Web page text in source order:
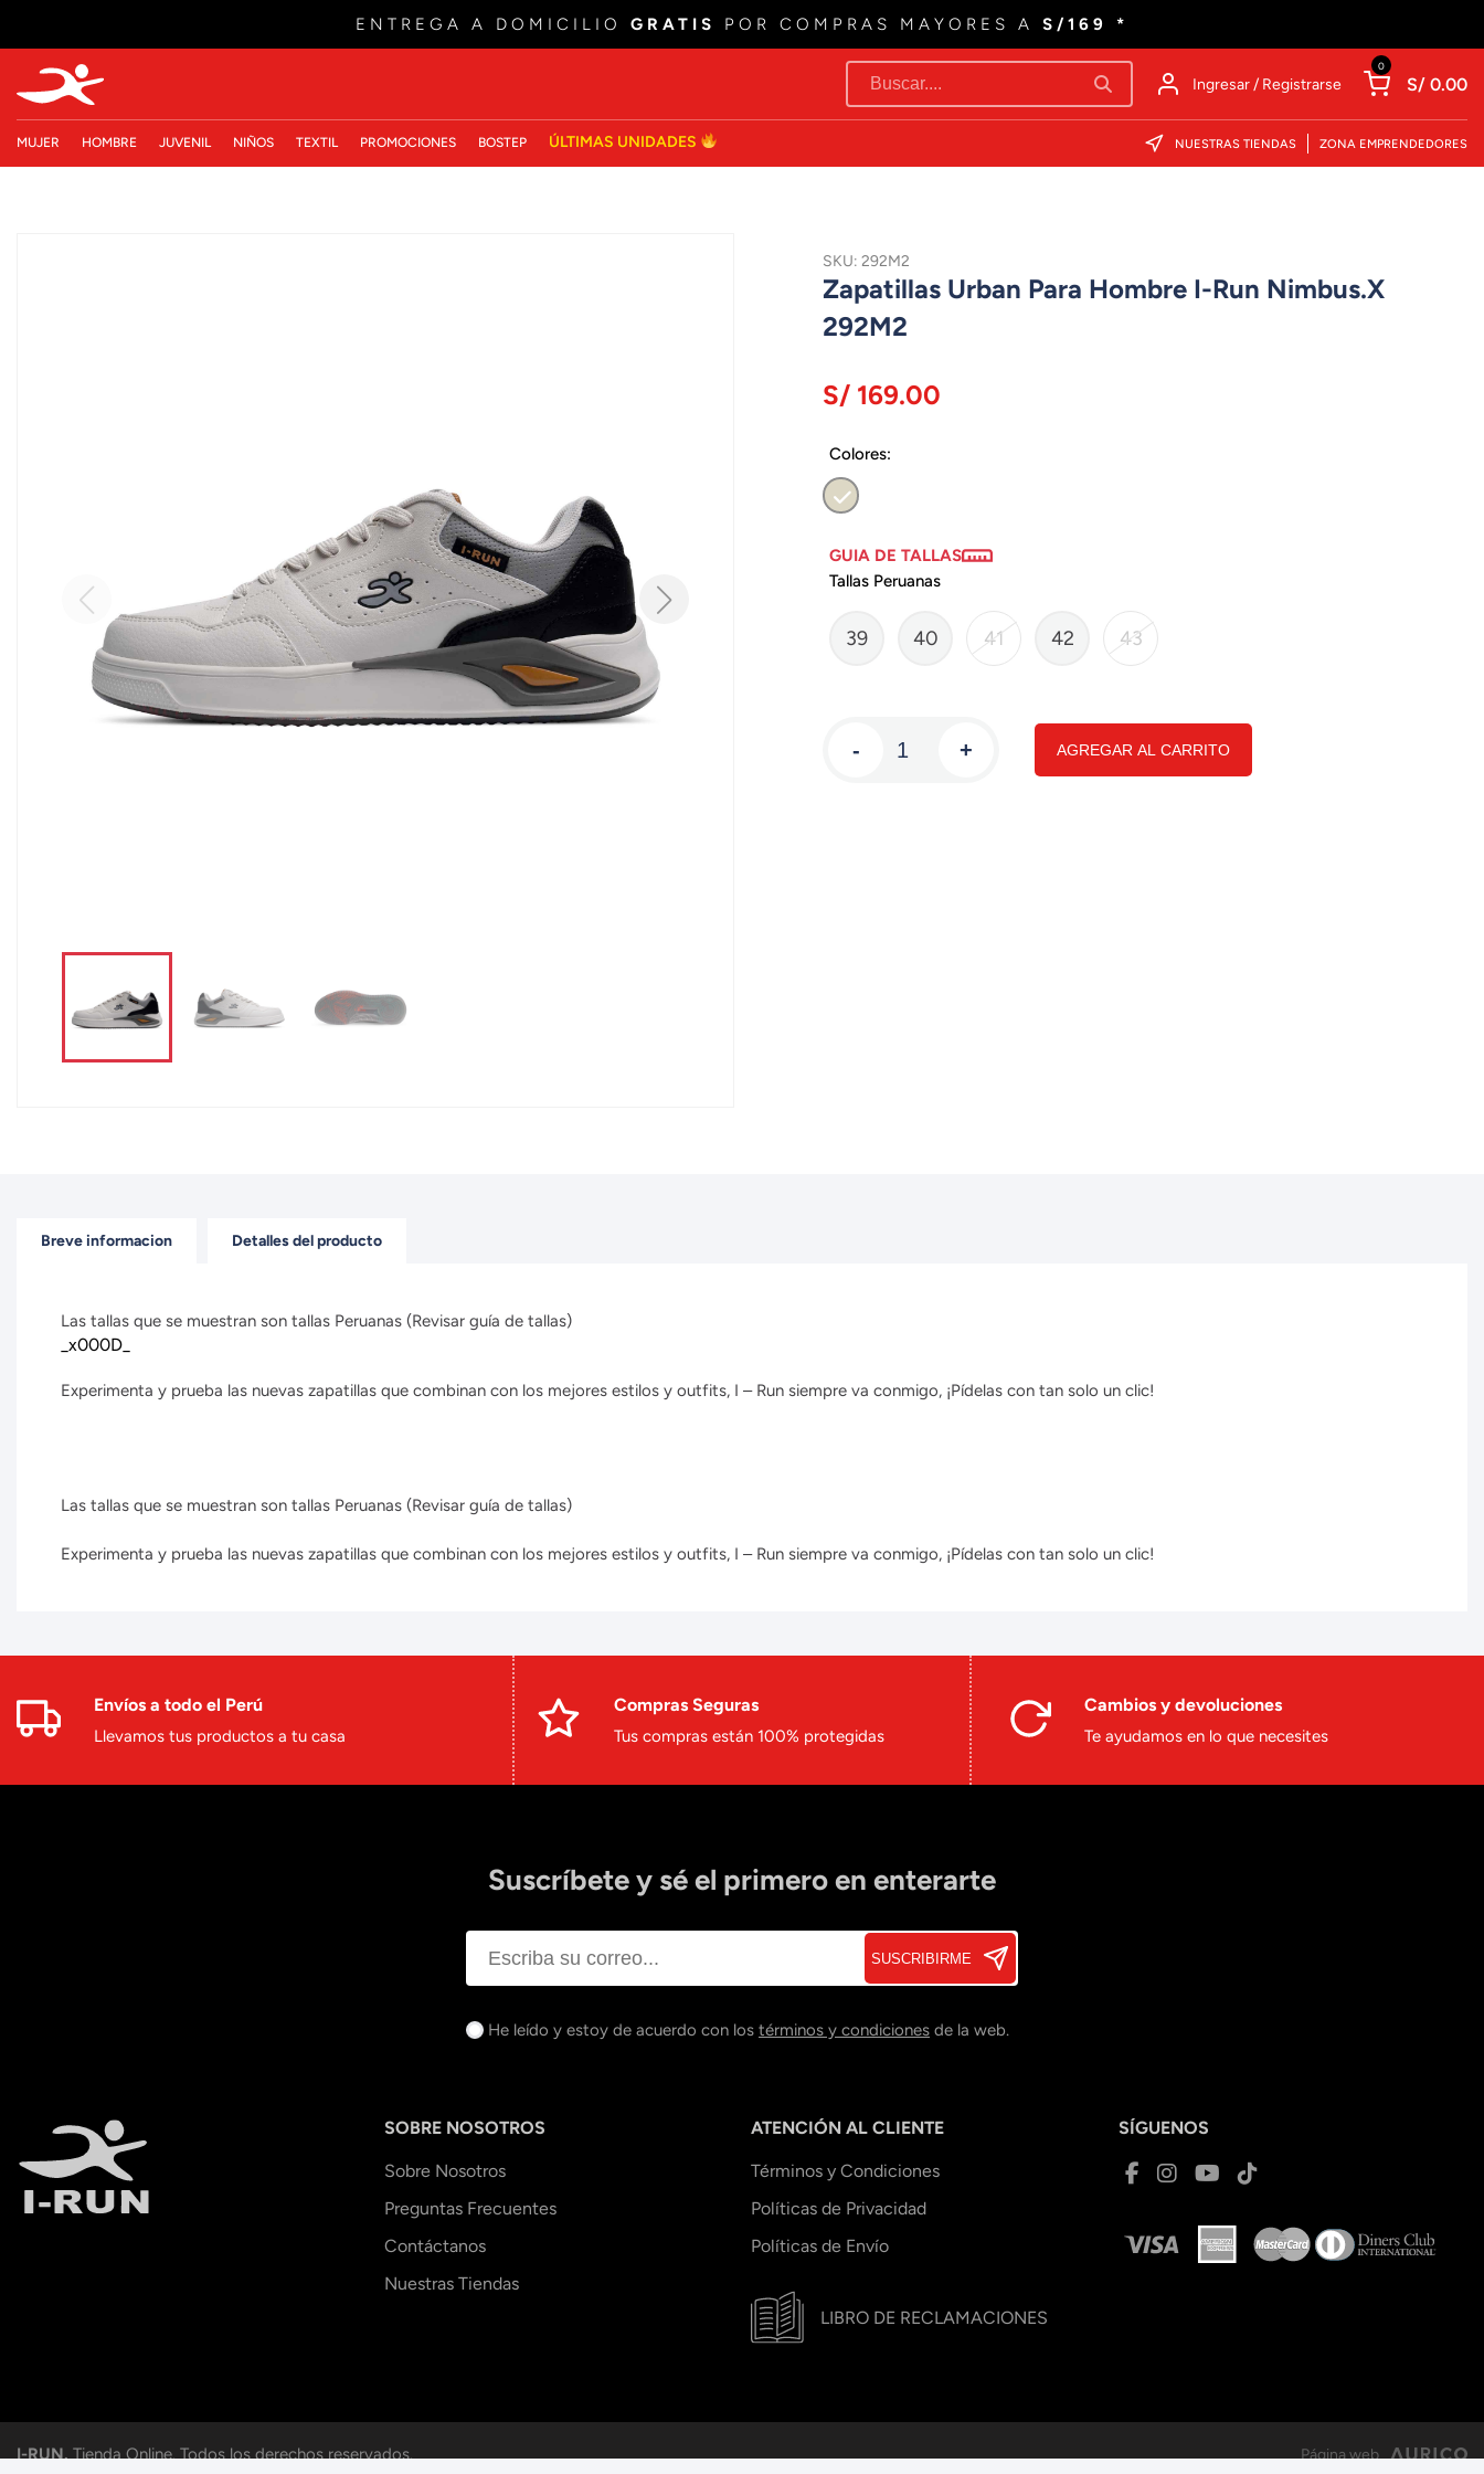
ENTREGA A DOMICILIO GRATIS POR COMPRAS MAYORES A S/169 *
Ingresar / Registrarse
0
S/ 0.00
MUJER HOMBRE JUVENIL NIÑOS TEXTIL PROMOCIONES BOSTEP ÚLTIMAS UNIDADES NUESTRAS TIENDAS ZONA EMPRENDEDORES
SKU: 292M2
Zapatillas Urban Para Hombre I-Run Nimbus.X
292M2
S/ 169.00
Colores:
GUIA DE TALLAS
Tallas Peruanas
39 40 41 42 43
- + AGREGAR AL CARRITO
Breve informacion Detalles del producto
Las tallas que se muestran son tallas Peruanas (Revisar guía de tallas)
_x000D_
Experimenta y prueba las nuevas zapatillas que combinan con los mejores estilos y outfits, I – Run siempre va conmigo, ¡Pídelas con tan solo un clic!
Las tallas que se muestran son tallas Peruanas (Revisar guía de tallas)
Experimenta y prueba las nuevas zapatillas que combinan con los mejores estilos y outfits, I – Run siempre va conmigo, ¡Pídelas con tan solo un clic!
Envíos a todo el Perú
Llevamos tus productos a tu casa
Compras Seguras
Tus compras están 100% protegidas
Cambios y devoluciones
Te ayudamos en lo que necesites
Suscríbete y sé el primero en enterarte
SUSCRIBIRME
He leído y estoy de acuerdo con los términos y condiciones de la web.
SOBRE NOSOTROS
Sobre Nosotros
Preguntas Frecuentes
Contáctanos
Nuestras Tiendas
ATENCIÓN AL CLIENTE
Términos y Condiciones
Políticas de Privacidad
Políticas de Envío
LIBRO DE RECLAMACIONES
SÍGUENOS
I-RUN.Tienda Online. Todos los derechos reservados. Página web